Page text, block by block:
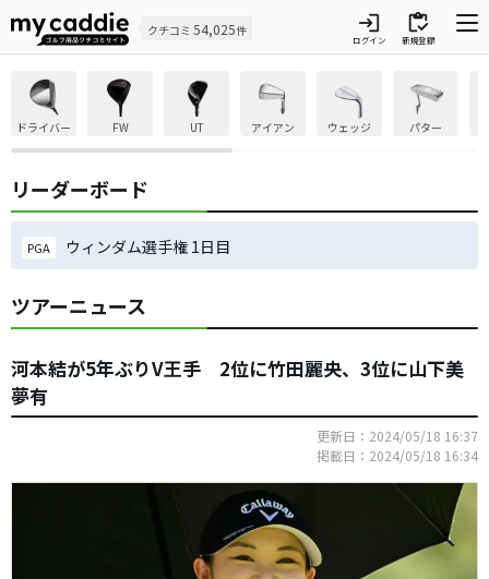
クチコミ 54,025件 login
ログイン
inventory
新規登録
ドライバー FW UT アイアン ウェッジ パター
リーダーボード
PGA ウィンダム選手権 1日目
ツアーニュース
河本結が5年ぶりV王手 2位に竹田麗央、3位に山下美
夢有
更新日：2024/05/18 16:37
掲載日：2024/05/18 16:34